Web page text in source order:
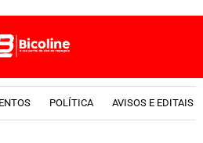
POLÍTICA AVISOS E EDITAIS